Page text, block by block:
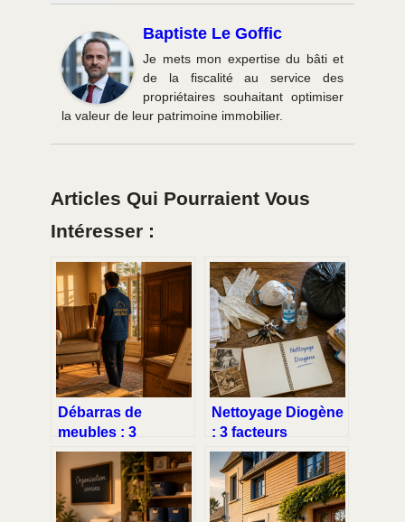
Baptiste Le Goffic
Je mets mon expertise du bâti et
de la fiscalité au service des
propriétaires souhaitant optimiser
la valeur de leur patrimoine immobilier.
Articles Qui Pourraient Vous
Intéresser :
Débarras de
meubles : 3
méthodes pour
réduire vos coûts
et valoriser vos
objets
Nettoyage Diogène
: 3 facteurs
déterminants pour
estimer votre
budget de 20 à 35 €
par m²